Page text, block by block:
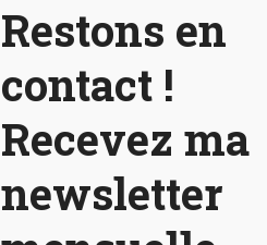
Restons en
contact !
Recevez ma
newsletter